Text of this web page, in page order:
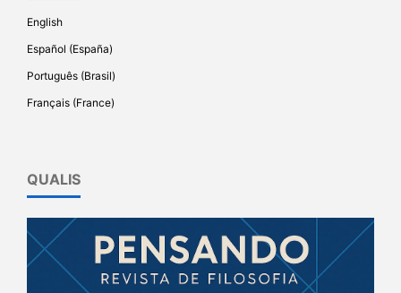
English
Español (España)
Português (Brasil)
Français (France)
QUALIS